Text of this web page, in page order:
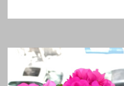
CASA
SANZ